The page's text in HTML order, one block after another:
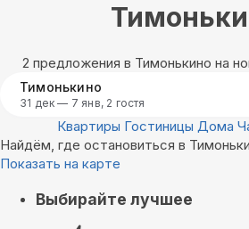
2 предложения в Тимонькино на
Тимонькино
31 дек — 7 янв, 2 гостя
Квартиры Гостиницы Дома
Найдём, где остановиться в
Показать на карте
Выбирайте лучшее